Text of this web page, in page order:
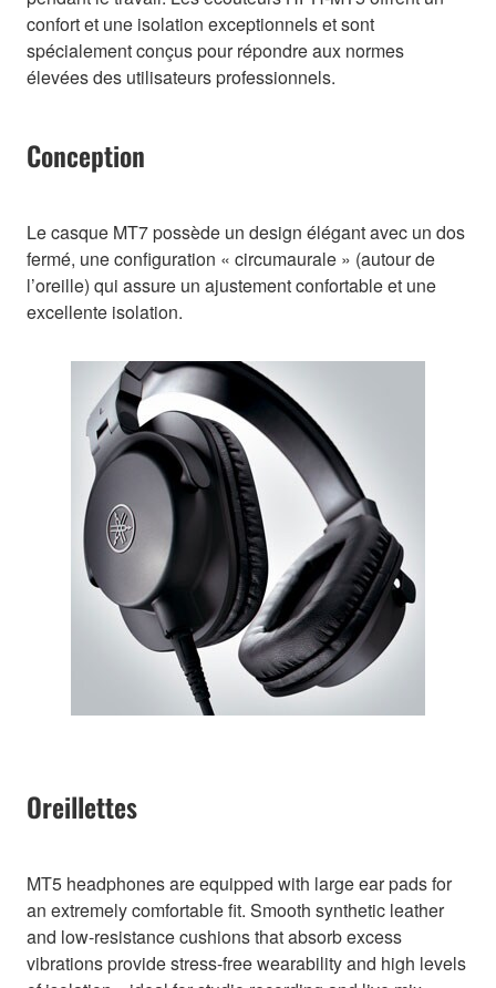
confort et une isolation exceptionnels et sont
spécialement conçus pour répondre aux normes
élevées des utilisateurs professionnels.
Conception
Le casque MT7 possède un design élégant avec un dos
fermé, une configuration « circumaurale » (autour de
l’oreille) qui assure un ajustement confortable et une
excellente isolation.
Oreillettes
MT5 headphones are equipped with large ear pads for
an extremely comfortable fit. Smooth synthetic leather
and low-resistance cushions that absorb excess
vibrations provide stress-free wearability and high levels